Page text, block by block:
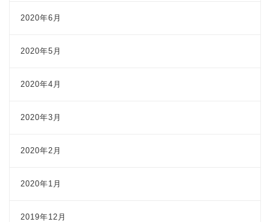
2020年6月
2020年5月
2020年4月
2020年3月
2020年2月
2020年1月
2019年12月